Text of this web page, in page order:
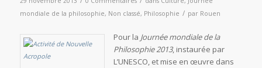
mondiale de la philosophie, Non classé, Philosophie / par Rouen
Pour la Journée mondiale de la
Philosophie 2013, instaurée par
L’UNESCO, et mise en œuvre dans